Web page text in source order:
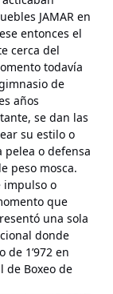
JAMAR en
entonces el
cerca del
todavía
de
años
se dan las
su estilo o
pelea o defensa
peso mosca.
impulso o
que
una sola
donde
1’972 en
de Boxeo de